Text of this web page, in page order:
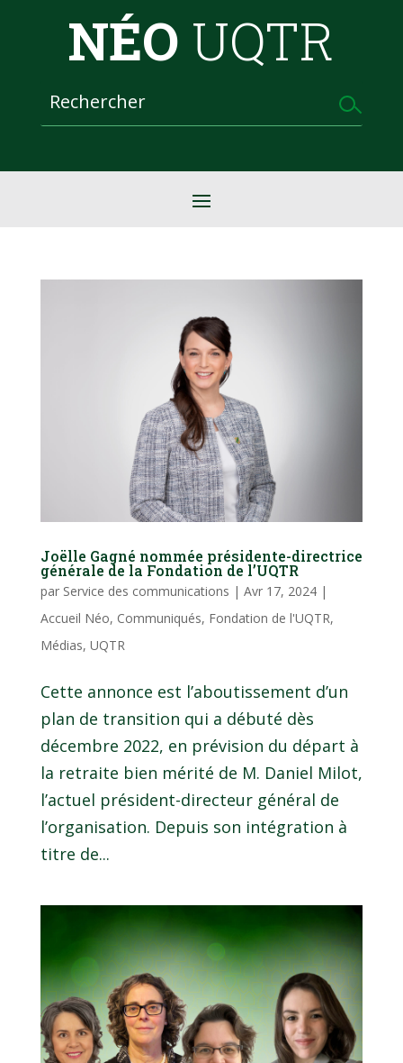
NÉO UQTR
Joëlle Gagné nommée présidente-directrice
générale de la Fondation de l’UQTR
par Service des communications | Avr 17, 2024|
Accueil Néo, Communiqués, Fondation de l'UQTR,
Médias, UQTR
Cette annonce est l’aboutissement d’un
plan de transition qui a débuté dès
décembre 2022, en prévision du départ à
la retraite bien mérité de M. Daniel Milot,
l’actuel président-directeur général de
l’organisation. Depuis son intégration à
titre de...